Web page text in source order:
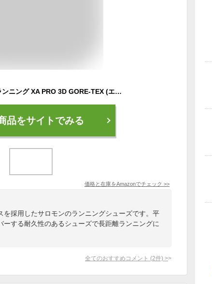
[サロモン] トレイルランニング XA PRO 3D GORE-TEX (エックスエー プロ スリーディー ゴアテックス) メンズ Navy Blazer/Hawaiian Ocean/Dawn Blu 27.5 cm
品をサイトでみる
価格と在庫をAmazonでチェック >>
を採用したサロモンのランニングシューズです。平
する耐久性のあるシューズで長距離ランニングに
全てのおすすめコメント (2件) >